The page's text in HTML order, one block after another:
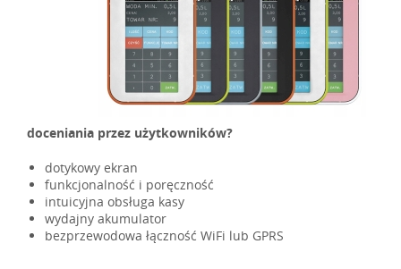
doceniania przez użytkowników?
dotykowy ekran
funkcjonalność i poręczność
intuicyjna obsługa kasy
wydajny akumulator
bezprzewodowa łączność WiFi lub GPRS